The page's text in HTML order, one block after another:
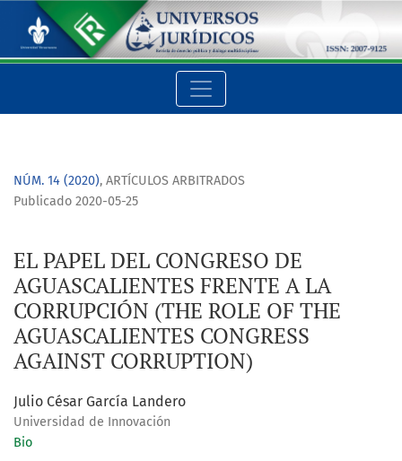
EL PAPEL DEL CONGRESO DE AGUASCALIENTES FRENTE A LA
NÚM. 14 (2020), ARTÍCULOS ARBITRADOS
EL PAPEL DEL CONGRESO DE
AGUASCALIENTES FRENTE A LA
CORRUPCIÓN (THE ROLE OF THE
AGUASCALIENTES CONGRESS
AGAINST CORRUPTION)
Publicado 2020-05-25
Julio César García Landero
Universidad de Innovación
Bio